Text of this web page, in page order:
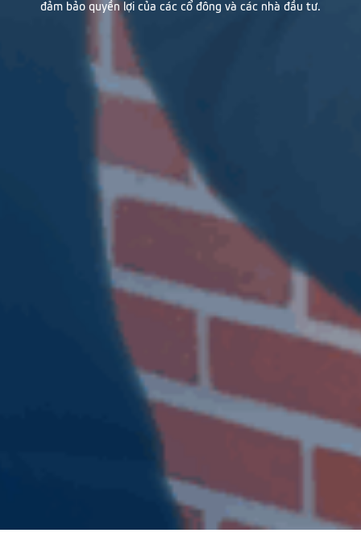
đảm bảo quyền lợi của các cổ đông và các nhà đầu tư.